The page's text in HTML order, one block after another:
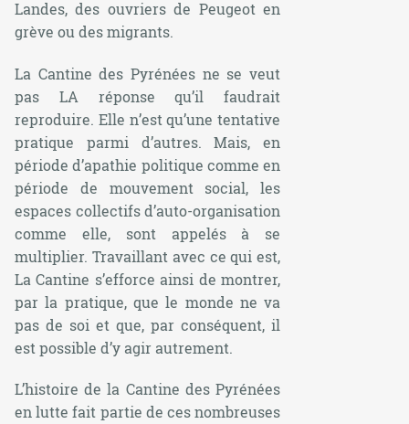
Landes, des ouvriers de Peugeot en
grève ou des migrants.
La Cantine des Pyrénées ne se veut
pas LA réponse qu’il faudrait
reproduire. Elle n’est qu’une tentative
pratique parmi d’autres. Mais, en
période d’apathie politique comme en
période de mouvement social, les
espaces collectifs d’auto-organisation
comme elle, sont appelés à se
multiplier. Travaillant avec ce qui est,
La Cantine s’efforce ainsi de montrer,
par la pratique, que le monde ne va
pas de soi et que, par conséquent, il
est possible d’y agir autrement.
L’histoire de la Cantine des Pyrénées
en lutte fait partie de ces nombreuses